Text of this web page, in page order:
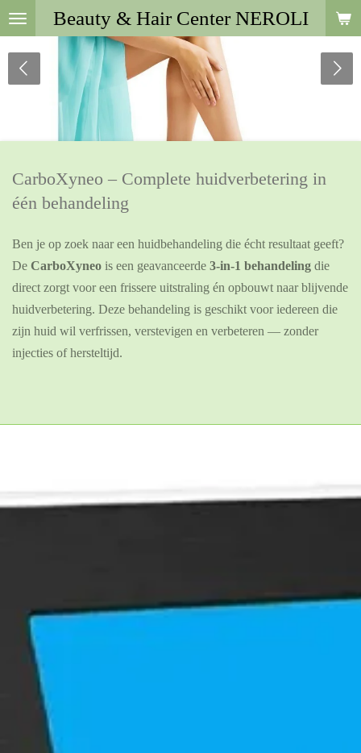
Ga
direct
naar
de
hoofdinhoud
Beauty & Hair Center NEROLI
CarboXyneo – Complete huidverbetering in
één behandeling
Ben je op zoek naar een huidbehandeling die écht resultaat geeft?
De CarboXyneo is een geavanceerde 3-in-1 behandeling die
direct zorgt voor een frissere uitstraling én opbouwt naar blijvende
huidverbetering. Deze behandeling is geschikt voor iedereen die
zijn huid wil verfrissen, verstevigen en verbeteren — zonder
injecties of hersteltijd.